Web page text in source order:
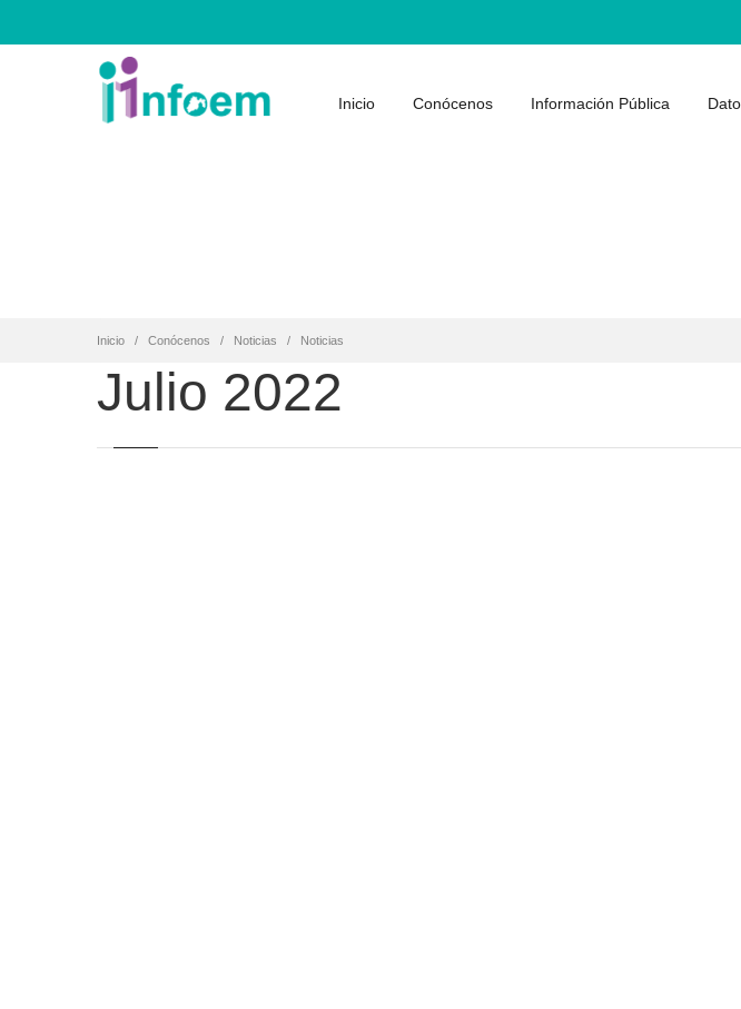
Inicio Conócenos Información Pública
Inicio Conócenos Noticias Noticias
Julio 2022